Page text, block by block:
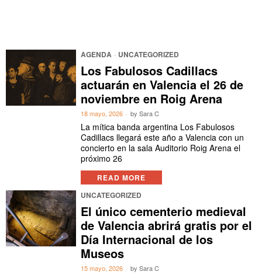
AGENDA · UNCATEGORIZED
Los Fabulosos Cadillacs
actuarán en Valencia el 26 de
noviembre en Roig Arena
18 mayo, 2026 bySara C
La mítica banda argentina Los Fabulosos
Cadillacs llegará este año a Valencia con un
concierto en la sala Auditorio Roig Arena el
próximo 26
READ MORE
UNCATEGORIZED
El único cementerio medieval
de Valencia abrirá gratis por el
Día Internacional de los
Museos
15 mayo, 2026 bySara C